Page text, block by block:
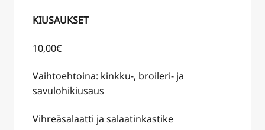
KIUSAUKSET
10,00€
Vaihtoehtoina: kinkku-, broileri- ja
savulohikiusaus
Vihreäsalaatti ja salaatinkastike